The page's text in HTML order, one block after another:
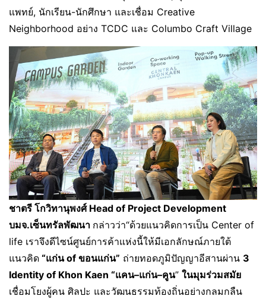
แพทย์, นักเรียน-นักศึกษา และเชื่อม Creative
Neighborhood อย่าง TCDC และ Columbo Craft Village
ชาตรี โกวิทานุพงศ์ Head of Project Development
บมจ.เซ็นทรัลพัฒนา กล่าวว่า“ด้วยแนวคิดการเป็น Center of
life เราจึงดีไซน์ศูนย์การค้าแห่งนี้ให้มีเอกลักษณ์ภายใต้
แนวคิด “แก่นof ขอนแก่น” ถ่ายทอดภูมิปัญญาอีสานผ่าน 3
Identity of Khon Kaen “แคน–แก่น–คูน” ในมุมร่วมสมัย
เชื่อมโยงผู้คน ศิลปะ และวัฒนธรรมท้องถิ่นอย่างกลมกลืน